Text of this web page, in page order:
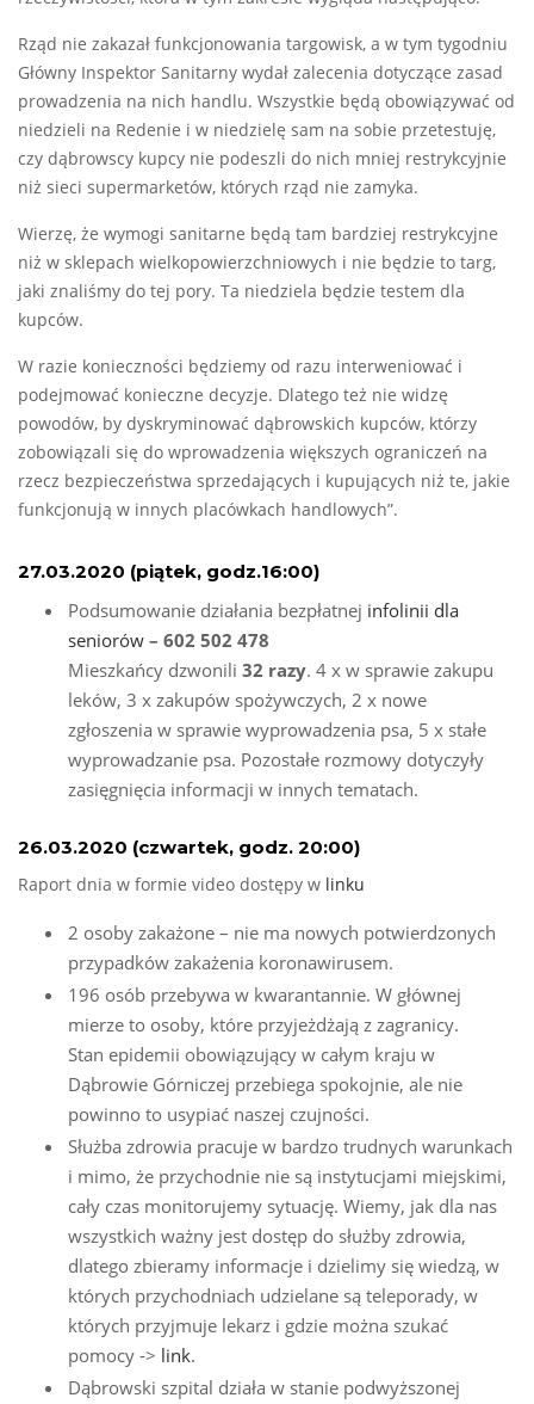
Rząd nie zakazał funkcjonowania targowisk, a w tym tygodniu
Główny Inspektor Sanitarny wydał zalecenia dotyczące zasad
prowadzenia na nich handlu. Wszystkie będą obowiązywać od
niedzieli na Redenie i w niedzielę sam na sobie przetestuję,
czy dąbrowscy kupcy nie podeszli do nich mniej restrykcyjnie
niż sieci supermarketów, których rząd nie zamyka.
Wierzę, że wymogi sanitarne będą tam bardziej restrykcyjne
niż w sklepach wielkopowierzchniowych i nie będzie to targ,
jaki znaliśmy do tej pory. Ta niedziela będzie testem dla
kupców.
W razie konieczności będziemy od razu interweniować i
podejmować konieczne decyzje. Dlatego też nie widzę
powodów, by dyskryminować dąbrowskich kupców, którzy
zobowiązali się do wprowadzenia większych ograniczeń na
rzecz bezpieczeństwa sprzedających i kupujących niż te, jakie
funkcjonują w innych placówkach handlowych”.
27.03.2020 (piątek, godz.16:00)
Podsumowanie działania bezpłatnej infolinii dla
seniorów – 602 502 478
Mieszkańcy dzwonili 32 razy. 4 x w sprawie zakupu
leków, 3 x zakupów spożywczych, 2 x nowe
zgłoszenia w sprawie wyprowadzenia psa, 5 x stałe
wyprowadzanie psa. Pozostałe rozmowy dotyczyły
zasięgnięcia informacji w innych tematach.
26.03.2020 (czwartek, godz. 20:00)
Raport dnia w formie video dostępy w linku
2 osoby zakażone – nie ma nowych potwierdzonych
przypadków zakażenia koronawirusem.
196 osób przebywa w kwarantannie. W głównej
mierze to osoby, które przyjeżdżają z zagranicy.
Stan epidemii obowiązujący w całym kraju w
Dąbrowie Górniczej przebiega spokojnie, ale nie
powinno to usypiać naszej czujności.
Służba zdrowia pracuje w bardzo trudnych warunkach
i mimo, że przychodnie nie są instytucjami miejskimi,
cały czas monitorujemy sytuację. Wiemy, jak dla nas
wszystkich ważny jest dostęp do służby zdrowia,
dlatego zbieramy informacje i dzielimy się wiedzą, w
których przychodniach udzielane są teleporady, w
których przyjmuje lekarz i gdzie można szukać
pomocy -> link.
Dąbrowski szpital działa w stanie podwyższonej